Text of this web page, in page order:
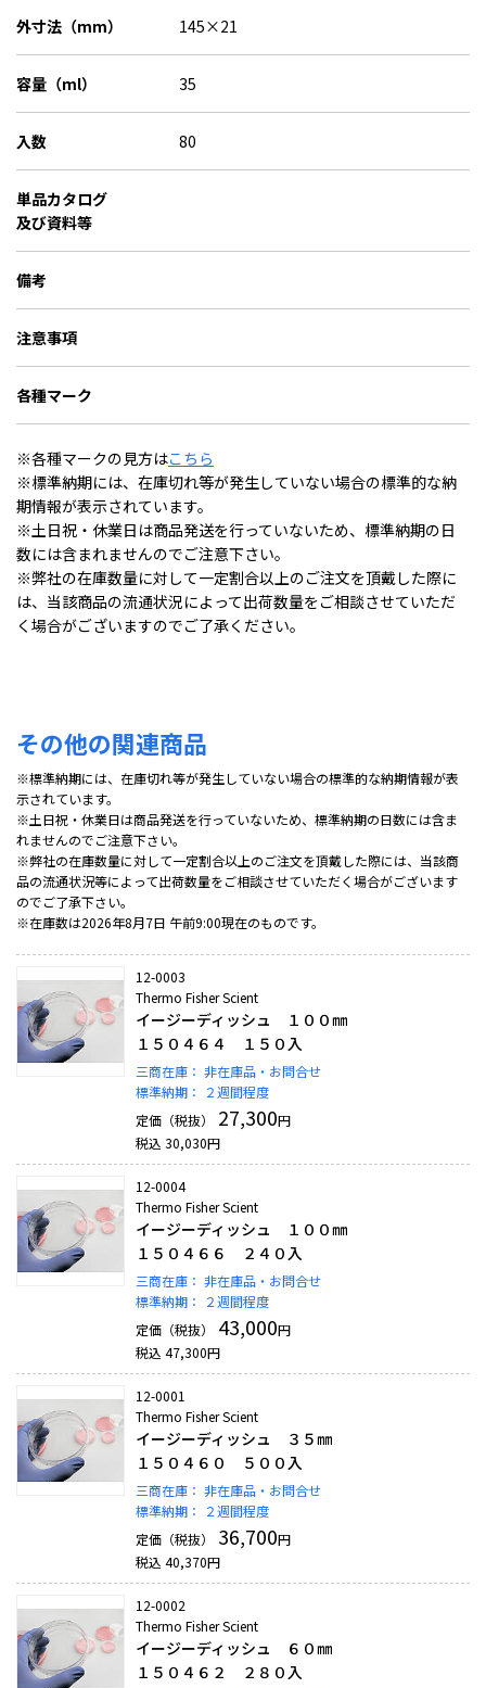
外寸法（mm） 145×21
容量（ml） 35
入数 80
単品カタログ
及び資料等
備考
注意事項
各種マーク
※各種マークの見方はこちら
※標準納期には、在庫切れ等が発生していない場合の標準的な納
期情報が表示されています。
※土日祝・休業日は商品発送を行っていないため、標準納期の日
数には含まれませんのでご注意下さい。
※弊社の在庫数量に対して一定割合以上のご注文を頂戴した際に
は、当該商品の流通状況によって出荷数量をご相談させていただ
く場合がございますのでご了承ください。
その他の関連商品
※標準納期には、在庫切れ等が発生していない場合の標準的な納期情報が表
示されています。
※土日祝・休業日は商品発送を行っていないため、標準納期の日数には含ま
れませんのでご注意下さい。
※弊社の在庫数量に対して一定割合以上のご注文を頂戴した際には、当該商
品の流通状況等によって出荷数量をご相談させていただく場合がございます
のでご了承下さい。
※在庫数は2026年8月7日 午前9:00現在のものです。
12-0003
Thermo Fisher Scient
イージーディッシュ １００㎜
１５０４６４ １５０入
三商在庫： 非在庫品・お問合せ
標準納期：
２週間程度
定価（税抜）
27,300円
税込 30,030円
12-0004
Thermo Fisher Scient
イージーディッシュ １００㎜
１５０４６６ ２４０入
三商在庫： 非在庫品・お問合せ
標準納期：
２週間程度
定価（税抜）
43,000円
税込 47,300円
12-0001
Thermo Fisher Scient
イージーディッシュ ３５㎜
１５０４６０ ５００入
三商在庫： 非在庫品・お問合せ
標準納期：
２週間程度
定価（税抜）
36,700円
税込 40,370円
12-0002
Thermo Fisher Scient
イージーディッシュ ６０㎜
１５０４６２ ２８０入